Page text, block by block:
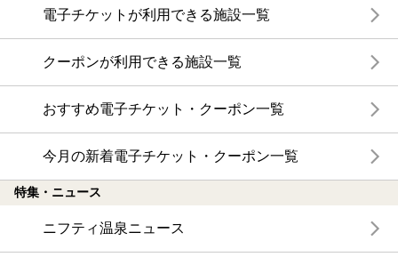
経営なさっているとのことで、スタッフの応対がとても気持
ちよく、最安値のプランで泊まるごんごんにも分け隔て無く
事前のお電話をくださって、要望等を確認してくださったの
鉄輪周辺の別府八湯温泉道対象施設にはほとんど入ってしま
ったので、昇段のことを考えると別のところに泊まった方が
いいのですが、お湯の良さと値頃感を考えると、旦那さんと
（別府八湯温泉道№152）のお風呂を無料で利用させて頂けま
電子チケットが利用できる施設一覧
クーポンが利用できる施設一覧
おすすめ電子チケット・クーポン一覧
今月の新着電子チケット・クーポン一覧
特集・ニュース
ニフティ温泉ニュース